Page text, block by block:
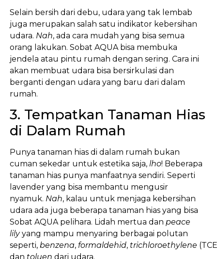
Selain bersih dari debu, udara yang tak lembab
juga merupakan salah satu indikator kebersihan
udara. Nah, ada cara mudah yang bisa semua
orang lakukan. Sobat AQUA bisa membuka
jendela atau pintu rumah dengan sering. Cara ini
akan membuat udara bisa bersirkulasi dan
berganti dengan udara yang baru dari dalam
rumah.
3. Tempatkan Tanaman Hias
di Dalam Rumah
Punya tanaman hias di dalam rumah bukan
cuman sekedar untuk estetika saja, lho! Beberapa
tanaman hias punya manfaatnya sendiri. Seperti
lavender yang bisa membantu mengusir
nyamuk. Nah, kalau untuk menjaga kebersihan
udara ada juga beberapa tanaman hias yang bisa
Sobat AQUA pelihara. Lidah mertua dan peace
lilyyang mampu menyaring berbagai polutan
seperti, benzena, formaldehid, trichloroethylene
dan toluen dari udara.